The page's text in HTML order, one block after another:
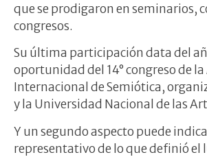
que se prodigaron en seminarios,
congresos.
Su última participación data del
oportunidad del 14° congreso de la
Internacional de Semiótica,
y la Universidad Nacional de las
Y un segundo aspecto puede
representativo de lo que definió el